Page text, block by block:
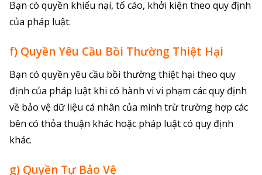
Bạn có quyền khiếu nại, tố cáo, khởi kiện theo quy định
của pháp luật.
f) Quyền Yêu Cầu Bồi Thường Thiệt Hại
Bạn có quyền yêu cầu bồi thường thiệt hại theo quy
định của pháp luật khi có hành vi vi phạm các quy định
về bảo vệ dữ liệu cá nhân của mình trừ trường hợp các
bên có thỏa thuận khác hoặc pháp luật có quy định
khác.
g) Quyền Tự Bảo Vệ